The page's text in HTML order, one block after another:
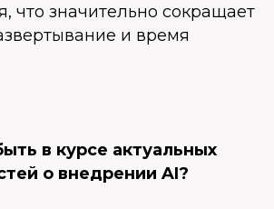
что значительно сокращает
и время
в курсе актуальных
о внедрении AI?